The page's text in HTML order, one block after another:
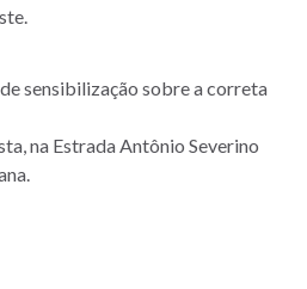
sensibilização sobre a correta
na Estrada Antônio Severino